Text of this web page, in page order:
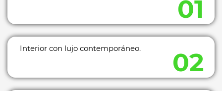
Interior con lujo contemporáneo.